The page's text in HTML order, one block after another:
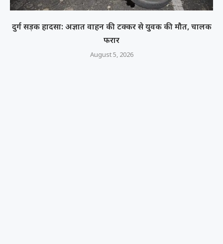
दुर्ग सड़क हादसा: अज्ञात वाहन की टक्कर से युवक की मौत, चालक
फरार
August 5, 2026